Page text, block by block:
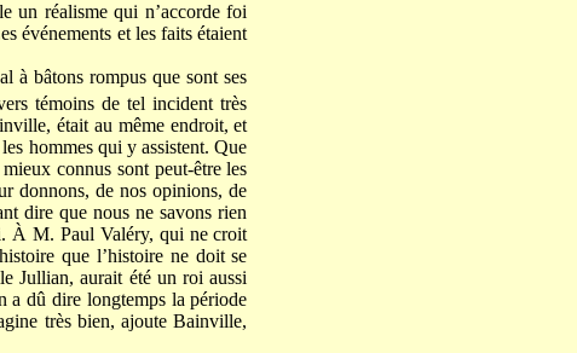
un réalisme qui n’accorde foi
événements et les faits étaient
à bâtons rompus que sont ses
témoins de tel incident très
était au même endroit, et
hommes qui y assistent. Que
connus sont peut-être les
donnons, de nos opinions, de
dire que nous ne savons rien
À M. Paul Valéry, qui ne croit
que l’histoire ne doit se
Jullian, aurait été un roi aussi
dû dire longtemps la période
très bien, ajoute Bainville,